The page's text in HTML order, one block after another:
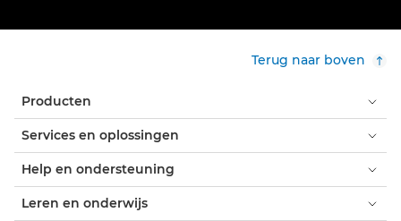
Terug naar boven
Producten
Services en oplossingen
Help en ondersteuning
Leren en onderwijs